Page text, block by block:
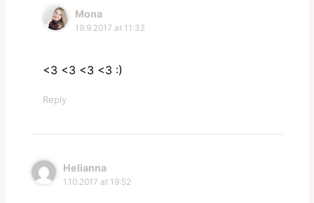
Mona
19.9.2017 at 11:32
<3 <3 <3 <3 :)
Reply
Helianna
1.10.2017 at 19:52